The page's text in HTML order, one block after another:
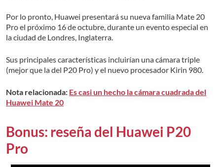
Por lo pronto, Huawei presentará su nueva familia Mate 20
Pro el próximo 16 de octubre, durante un evento especial en
la ciudad de Londres, Inglaterra.
Sus principales características incluirían una cámara triple
(mejor que la del P20 Pro) y el nuevo procesador Kirin 980.
Nota relacionada: Es casi un hecho la cámara cuadrada del
Huawei Mate 20
Bonus: reseña del Huawei P20
Pro